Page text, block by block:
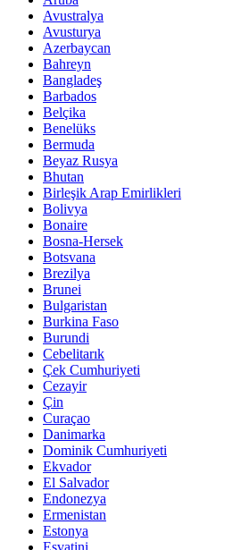
Avustralya
Avusturya
Azerbaycan
Bahreyn
Bangladeş
Barbados
Belçika
Benelüks
Bermuda
Beyaz Rusya
Bhutan
Birleşik Arap Emirlikleri
Bolivya
Bonaire
Bosna-Hersek
Botsvana
Brezilya
Brunei
Bulgaristan
Burkina Faso
Burundi
Cebelitarık
Çek Cumhuriyeti
Cezayir
Çin
Curaçao
Danimarka
Dominik Cumhuriyeti
Ekvador
El Salvador
Endonezya
Ermenistan
Estonya
Esvatini